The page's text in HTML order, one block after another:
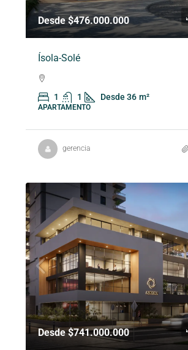
Desde $476.000.000
Ísola-Solé
1 1 Desde 36 m²
APARTAMENTO
gerencia
Desde $741.000.000